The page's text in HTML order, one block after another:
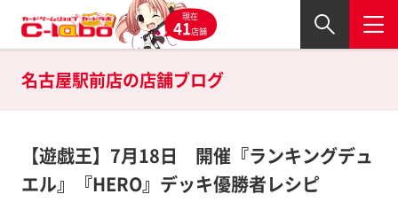
現在
41店舗
名古屋駅前店の店舗ブログ
【遊戯王】7月18日 開催『ランキングデュ
エル』『HERO』デッキ優勝者レシピ